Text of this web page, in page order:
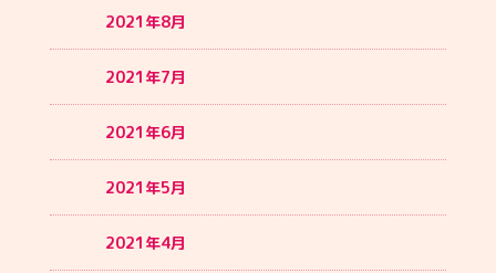
2021年8月
2021年7月
2021年6月
2021年5月
2021年4月